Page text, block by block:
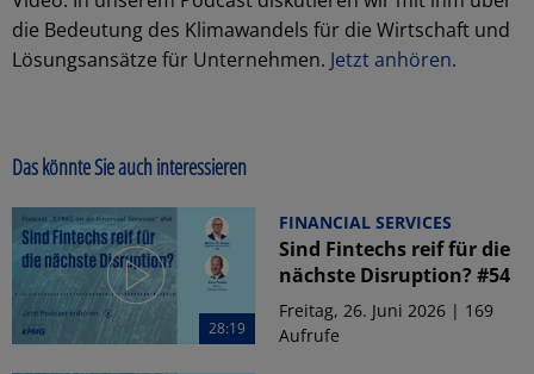
die Bedeutung des Klimawandels für die Wirtschaft und
Lösungsansätze für Unternehmen. Jetzt anhören.
Das könnte Sie auch interessieren
28:19
FINANCIAL SERVICES
Sind Fintechs reif für die
nächste Disruption? #54
Freitag, 26. Juni 2026 | 169
Aufrufe